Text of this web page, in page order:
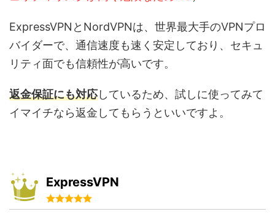
ExpressVPNとNordVPNは、世界最大手のVPNプロ
バイダーで、通信速度も速く安定しており、セキュ
リティ面でも信頼性が高いです。
返金保証にも対応しているため、試しに使ってみて
イマイチなら返金してもらうといいですよ。
ExpressVPN